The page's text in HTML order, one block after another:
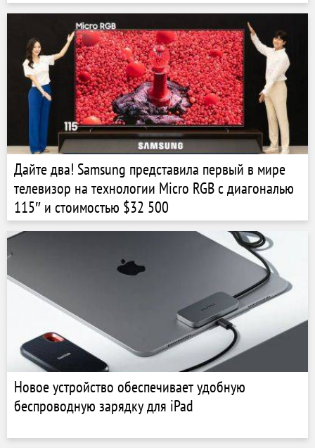
Дайте два! Samsung представила первый в мире
телевизор на технологии Micro RGB с диагональю
115″ и стоимостью $32 500
Новое устройство обеспечивает удобную
беспроводную зарядку для iPad